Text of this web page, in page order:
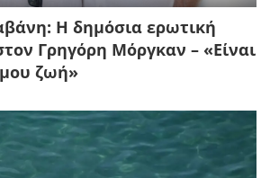
Η δημόσια ερωτική
Γρηγόρη Μόργκαν – «Είναι
ζωή»